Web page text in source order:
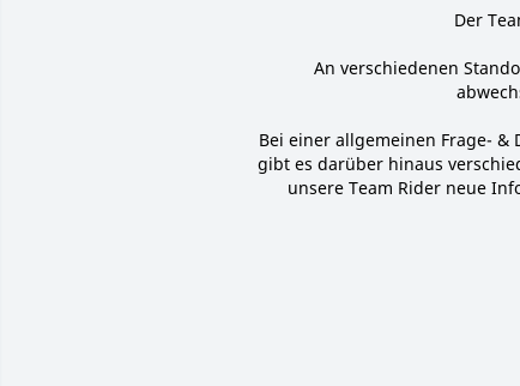
Der
An verschiedenen
Bei einer allgemeinen Frage-
gibt es darüber hinaus
unsere Team Rider neue